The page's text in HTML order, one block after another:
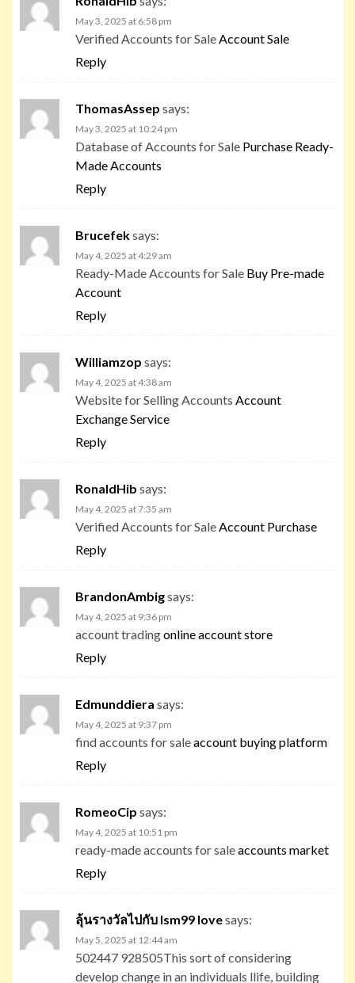
May 3, 2025 at 6:58 pm
Verified Accounts for Sale Account Sale
Reply
ThomasAssep says:
May 3, 2025 at 10:24 pm
Database of Accounts for Sale Purchase Ready-
Made Accounts
Reply
Brucefeksays:
May 4, 2025 at 4:29 am
Ready-Made Accounts for Sale Buy Pre-made
Account
Reply
Williamzop says:
May 4, 2025 at 4:38 am
Website for Selling Accounts Account
Exchange Service
Reply
RonaldHib says:
May 4, 2025 at 7:35 am
Verified Accounts for Sale Account Purchase
Reply
BrandonAmbigsays:
May 4, 2025 at 9:36 pm
account tradingonline account store
Reply
Edmunddiera says:
May 4, 2025 at 9:37 pm
find accounts for saleaccount buying platform
Reply
RomeoCip says:
May 4, 2025 at 10:51 pm
ready-made accounts for saleaccounts market
Reply
ลุ้นรางวัลไปกับ lsm99 lovesays:
May 5, 2025 at 12:44 am
502447 928505This sort of considering
develop change in an individuals llife, building